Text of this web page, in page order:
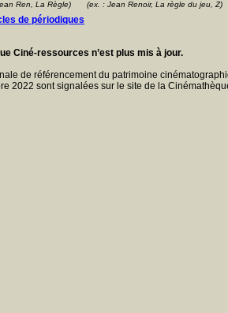
Ren, La Règle) (ex. : Jean Renoir, La règle du jeu, Z)
de périodiques
Ciné-ressources n’est plus mis à jour.
de référencement du patrimoine
2022 sont signalées sur le site de la